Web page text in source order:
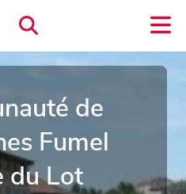
de
Fumel
du Lot